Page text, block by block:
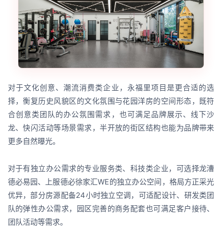
对于文化创意、潮流消费类企业，永福里项目是更合适的选
择，衡复历史风貌区的文化氛围与花园洋房的空间形态，既符
合创意类团队的办公氛围需求，也可满足品牌展示、线下沙
龙、快闪活动等场景需求，半开放的街区结构也能为品牌带来
更多自然曝光。
对于有独立办公需求的专业服务类、科技类企业，可选择龙漕
德必易园、上服德必徐家汇WE的独立办公空间，格局方正采光
优异，部分房源配备24小时独立空调，可适配设计、研发类团
队的弹性办公需求，园区完善的商务配套也可满足客户接待、
团队活动等需求。